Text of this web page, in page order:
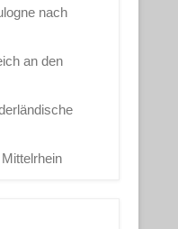
nach
an den